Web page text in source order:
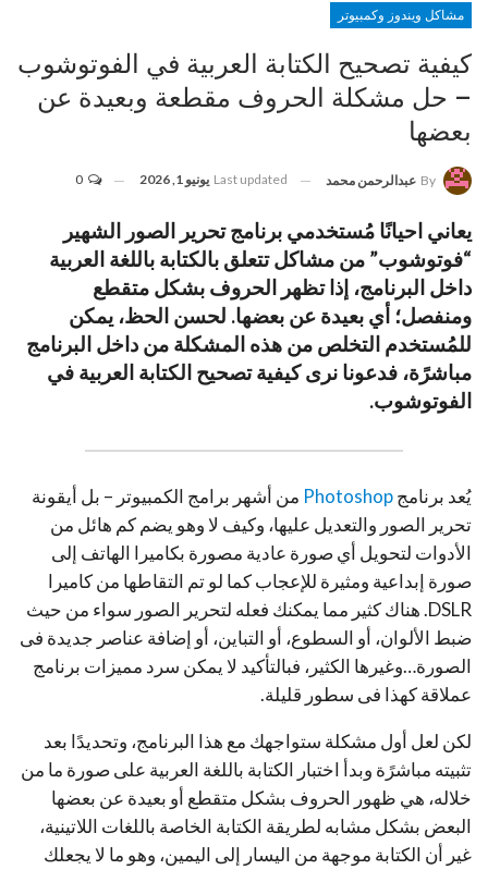
مشاكل ويندوز وكمبيوتر
كيفية تصحيح الكتابة العربية في الفوتوشوب
– حل مشكلة الحروف مقطعة وبعيدة عن
بعضها
By عبدالرحمن محمد Last updated يونيو 1, 2026
يعاني احيانًا مُستخدمي برنامج تحرير الصور الشهير
“فوتوشوب” من مشاكل تتعلق بالكتابة باللغة العربية
داخل البرنامج، إذا تظهر الحروف بشكل متقطع
ومنفصل؛ أي بعيدة عن بعضها. لحسن الحظ، يمكن
للمُستخدم التخلص من هذه المشكلة من داخل البرنامج
مباشرًة، فدعونا نرى كيفية تصحيح الكتابة العربية في
الفوتوشوب.
يُعد برنامجPhotoshop من أشهر برامج الكمبيوتر – بل أيقونة
تحرير الصور والتعديل عليها، وكيف لا وهو يضم كم هائل من
الأدوات لتحويل أي صورة عادية مصورة بكاميرا الهاتف إلى
صورة إبداعية ومثيرة للإعجاب كما لو تم التقاطها من كاميرا
DSLR. هناك كثير مما يمكنك فعله لتحرير الصور سواء من حيث
ضبط الألوان، أو السطوع، أو التباين، أو إضافة عناصر جديدة فى
الصورة…وغيرها الكثير، فبالتأكيد لا يمكن سرد مميزات برنامج
عملاقة كهذا فى سطور قليلة.
لكن لعل أول مشكلة ستواجهك مع هذا البرنامج، وتحديدًا بعد
تثبيته مباشرًة وبدأ اختبار الكتابة باللغة العربية على صورة ما من
خلاله، هي ظهور الحروف بشكل متقطع أو بعيدة عن بعضها
البعض بشكل مشابه لطريقة الكتابة الخاصة باللغات اللاتينية،
غير أن الكتابة موجهة من اليسار إلى اليمين، وهو ما لا يجعلك